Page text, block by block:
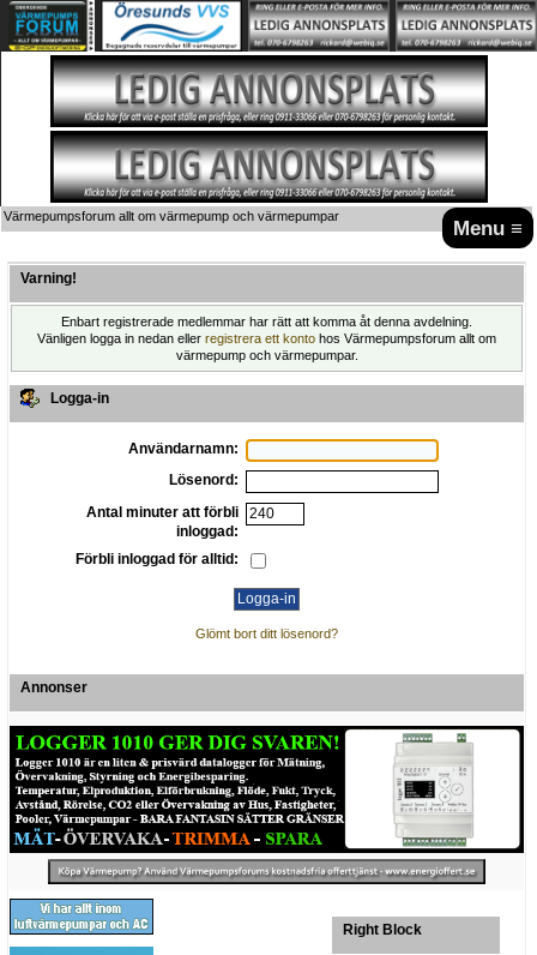
Menu ≡
Värmepumpsforum allt om värmepump och värmepumpar
Varning!
Enbart registrerade medlemmar har rätt att komma åt denna avdelning.
Vänligen logga in nedan eller registrera ett konto hos Värmepumpsforum allt om
värmepump och värmepumpar.
Logga-in
Användarnamn:
Lösenord:
Antal minuter att förbli
inloggad:
Förbli inloggad för alltid:
Glömt bort ditt lösenord?
Annonser
Right Block